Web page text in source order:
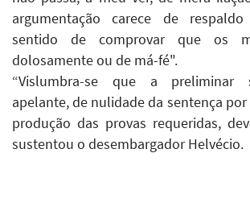
argumentação carece de
sentido de comprovar que os
dolosamente ou de má-fé".
“Vislumbra-se que a preliminar
apelante, de nulidade da sentença
produção das provas requeridas,
sustentou o desembargador Helvécio.